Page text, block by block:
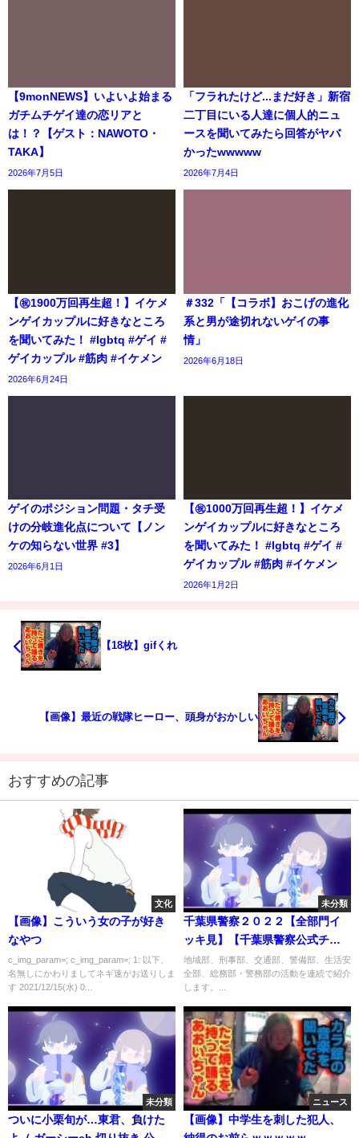
【9monNEWS】いよいよ始まる
ガチムチゲイ達の恋リアと
は！？【ゲスト：NAWOTO・
TAKA】
2026年7月5日
「フラれたけど...まだ好き」新宿
二丁目にいる人達に個人的ニュ
ースを聞いてみたら回答がヤバ
かったwwwww
2026年7月4日
【㊗️1900万回再生超！】イケメ
ンゲイカップルに好きなところ
を聞いてみた！ #lgbtq #ゲイ #
ゲイカップル #筋肉 #イケメン
2026年6月24日
＃332「【コラボ】おこげの進化
系と男が途切れないゲイの事
情」
2026年6月18日
ゲイのポジション問題・タチ受
けの分岐進化点について【ノン
ケの知らない世界 #3】
2026年6月1日
【㊗️1000万回再生超！】イケメ
ンゲイカップルに好きなところ
を聞いてみた！ #lgbtq #ゲイ #
ゲイカップル #筋肉 #イケメン
2026年1月2日
【18枚】gifくれ
【画像】最近の戦隊ヒーロー、頭身がおかしい
おすすめの記事
文化
【画像】こういう女の子が好き
なやつ
c_img_param=; c_img_param=; 1: 以下、
名無しにかわりましてネギ速がお送りしま
す 2021/12/15(水) 0...
未分類
千葉県警察２０２２【全部門イ
ッキ見】【千葉県警察公式チャ
ンネル】
地域部、刑事部、交通部、警備部、生活安
全部、総務部・警務部の活動を連続で紹介
します。...
未分類
ついに小栗旬が…東君、負けた
ニュース
【画像】中学生を刺した犯人、